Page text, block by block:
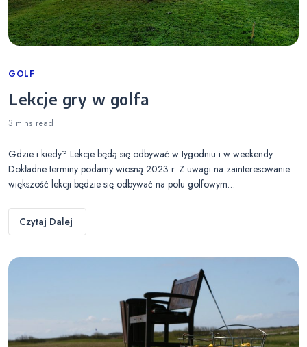
Categories
GOLF
Lekcje gry w golfa
3 mins read
Gdzie i kiedy? Lekcje będą się odbywać w tygodniu i w weekendy.
Dokładne terminy podamy wiosną 2023 r. Z uwagi na zainteresowanie
większość lekcji będzie się odbywać na polu golfowym…
Czytaj Dalej